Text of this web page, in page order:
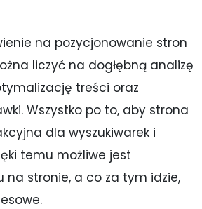
na pozycjonowanie stron
liczyć na dogłębną analizę
treści oraz
Wszystko po to, aby strona
dla wyszukiwarek i
temu możliwe jest
na stronie, a co za tym idzie,